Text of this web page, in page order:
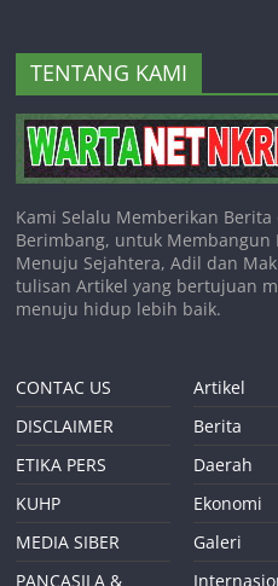
TENTANG KAMI
Kami Selalu Memberikan
Berimbang, untuk Membangun
Menuju Sejahtera, Adil dan
tulisan Artikel yang bertujuan
menuju hidup lebih baik.
CONTAC US
DISCLAIMER
ETIKA PERS
KUHP
MEDIA SIBER
PANCASILA &
Artikel
Berita
Daerah
Ekonomi
Galeri